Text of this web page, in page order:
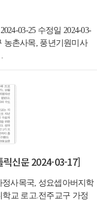
03-25 수정일 2024-03-
농촌사목, 풍년기원미사
릭신문 2024-03-17]
정사목국, 성요셉아버지학
교 로고.전주교구 가정